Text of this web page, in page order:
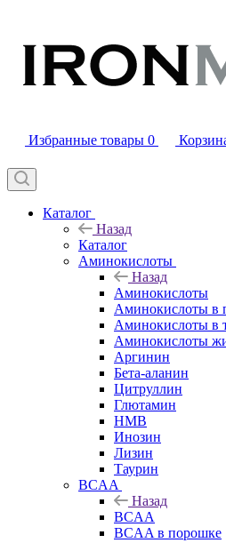
Избранные товары 0
Каталог
Назад
Каталог
Аминокислоты
Назад
Аминокислоты
Аминокислоты в
Аминокислоты в
Аминокислоты
Аргинин
Бета-аланин
Цитруллин
Глютамин
HMB
Инозин
Лизин
Таурин
BCAA
Назад
BCAA
BCAA в порошке